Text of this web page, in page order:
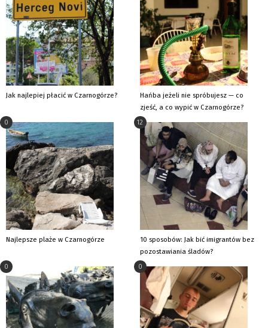
Jak najlepiej płacić w Czarnogórze?
Hańba jeżeli nie spróbujesz — co
zjeść, a co wypić w Czarnogórze?
Najlepsze plaże w Czarnogórze
0
10 sposobów: Jak bić imigrantów bez
pozostawiania śladów?
12
0 0